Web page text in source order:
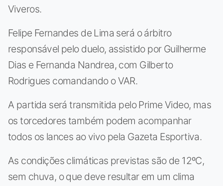
Viveros.
Felipe Fernandes de Lima será o árbitro
responsável pelo duelo, assistido por Guilherme
Dias e Fernanda Nandrea, com Gilberto
Rodrigues comandando o VAR.
A partida será transmitida pelo Prime Video, mas
os torcedores também podem acompanhar
todos os lances ao vivo pela Gazeta Esportiva.
As condições climáticas previstas são de 12ºC,
sem chuva, o que deve resultar em um clima